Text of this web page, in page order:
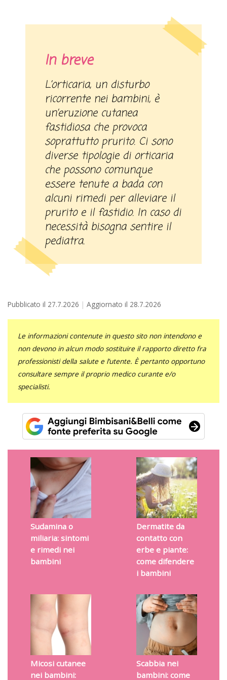
In breve
L’orticaria, un disturbo
ricorrente nei bambini, è
un’eruzione cutanea
fastidiosa che provoca
soprattutto prurito. Ci sono
diverse tipologie di orticaria
che possono comunque
essere tenute a bada con
alcuni rimedi per alleviare il
prurito e il fastidio. In caso di
necessità bisogna sentire il
pediatra.
Pubblicato il 27.7.2026 Aggiornato il 28.7.2026
Le informazioni contenute in questo sito non intendono e
non devono in alcun modo sostituire il rapporto diretto fra
professionisti della salute e l’utente. È pertanto opportuno
consultare sempre il proprio medico curante e/o
specialisti.
Sudamina o
miliaria: sintomi
e rimedi nei
bambini
Dermatite da
contatto con
erbe e piante:
come difendere
i bambini
Micosi cutanee
nei bambini:
Scabbia nei
bambini: come